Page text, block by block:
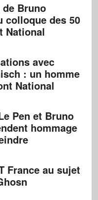
Bruno
colloque des 50
National
avec
: un homme
National
Pen et Bruno
hommage
France au sujet